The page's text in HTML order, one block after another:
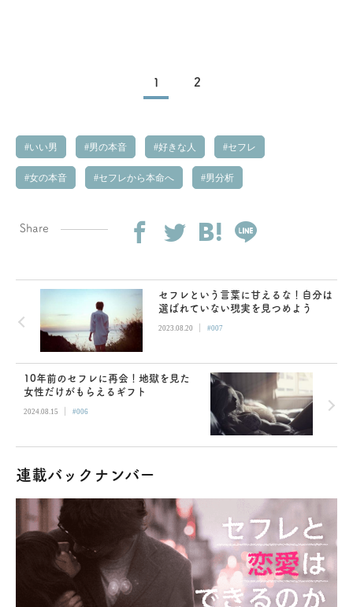
1 2
いい男 男の本音 好きな人 セフレ
女の本音 セフレから本命へ 男分析
Share
セフレという言葉に甘えるな！自分は
選ばれていない現実を見つめよう
2023.08.20 | #007
10年前のセフレに再会！地獄を見た
女性だけがもらえるギフト
2024.08.15 | #006
連載バックナンバー